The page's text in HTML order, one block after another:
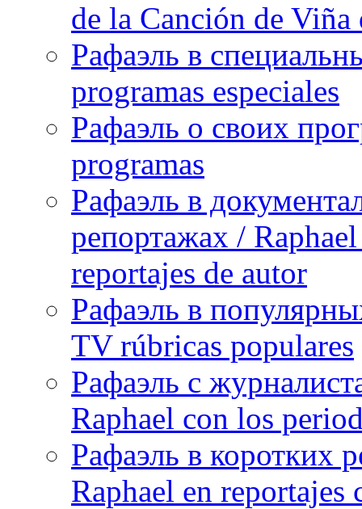
de la Canción de
Рафаэль в
programas especiales
Рафаэль о своих
programas
Рафаэль в
репортажах /
reportajes de autor
Рафаэль в
TV rúbricas populares
Рафаэль с
Raphael con los
Рафаэль в коротких
Raphael en reportajes